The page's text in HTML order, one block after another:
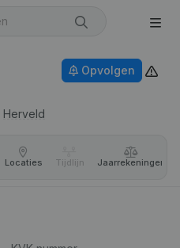
Herveld
Opvolgen
Locaties Tijdlijn Jaar­rekeningen